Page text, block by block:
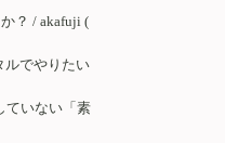
？ / akafuji (
ルでやりたい
ていない「素